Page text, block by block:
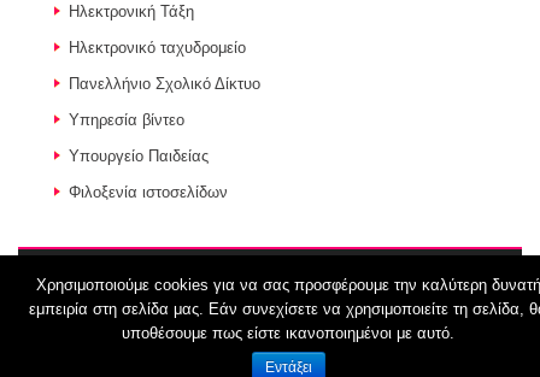
Ηλεκτρονική Τάξη
Ηλεκτρονικό ταχυδρομείο
Πανελλήνιο Σχολικό Δίκτυο
Υπηρεσία βίντεο
Υπουργείο Παιδείας
Φιλοξενία ιστοσελίδων
© 2026ΕΠΑΛ-ΛΗ ΔΙΑΣΤΑΣΗ
Χρησιμοποιούμε cookies για να σας προσφέρουμε την καλύτερη δυνατή
εμπειρία στη σελίδα μας. Εάν συνεχίσετε να χρησιμοποιείτε τη σελίδα,
υποθέσουμε πως είστε ικανοποιημένοι με αυτό.
Εντάξει